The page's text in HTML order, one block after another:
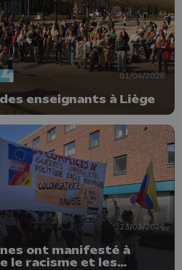
01/04/2026
enseignants à Liège
23/03/2026
ont manifesté à
le racisme et les